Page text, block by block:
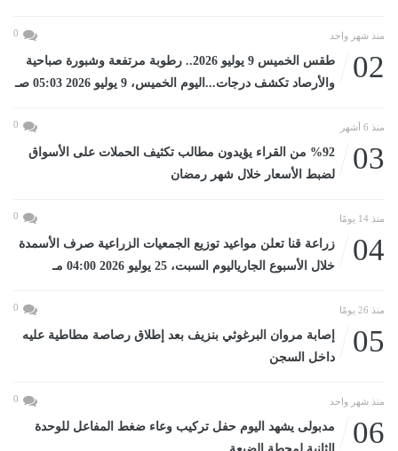
منذ شهر واحد 0
02
طقس الخميس 9 يوليو 2026.. رطوبة مرتفعة وشبورة صباحية
والأرصاد تكشف درجات...اليوم الخميس، 9 يوليو 2026 05:03 صـ
منذ 6 أشهر 0
03
%92 من القراء يؤيدون مطالب تكثيف الحملات على الأسواق
لضبط الأسعار خلال شهر رمضان
منذ 14 يومًا 0
04
زراعة قنا تعلن مواعيد توزيع الجمعيات الزراعية صرف الأسمدة
خلال الأسبوع الجارياليوم السبت، 25 يوليو 2026 04:00 مـ
منذ 26 يومًا 0
05
إصابة مروان البرغوثي بنزيف بعد إطلاق رصاصة مطاطية عليه
داخل السجن
منذ شهر واحد 0
06
مدبولى يشهد اليوم حفل تركيب وعاء ضغط المفاعل للوحدة